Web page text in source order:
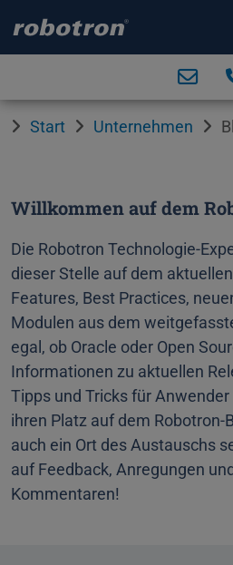
Start Unternehmen
Willkommen auf dem
Die Robotron Technologie-
dieser Stelle auf dem
Features, Best Practices,
Modulen aus dem
egal, ob Oracle oder Open
Informationen zu aktuellen
Tipps und Tricks für
ihren Platz auf dem Robotron-
auch ein Ort des Austauschs
auf Feedback, Anregungen
Kommentaren!